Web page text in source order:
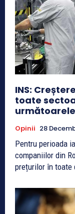
INS:
toate
Opinii 28
Pentru perioada
companiilor din
prețurilor în toate